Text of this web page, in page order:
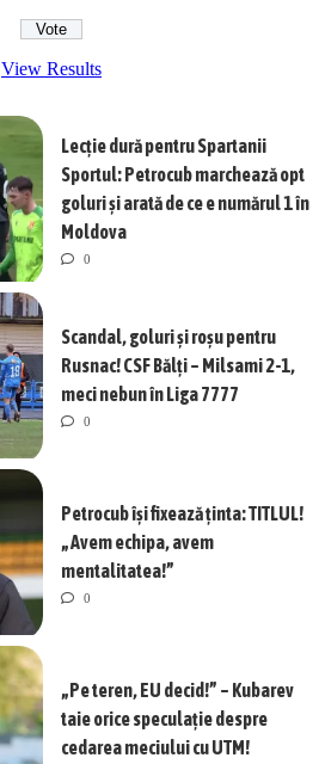
View Results
Lecție dură pentru Spartanii
Sportul: Petrocub marchează opt
goluri și arată de ce e numărul 1 în
Moldova
0
Scandal, goluri și roșu pentru
Rusnac! CSF Bălți – Milsami 2-1,
meci nebun în Liga 7777
0
Petrocub își fixează ținta: TITLUL!
„Avem echipa, avem
mentalitatea!”
0
„Pe teren, EU decid!” – Kubarev
taie orice speculație despre
cedarea meciului cu UTM!